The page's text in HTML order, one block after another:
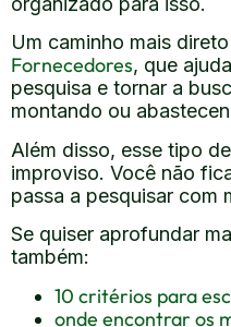
Um caminho mais
Fornecedores, que
pesquisa e tornar a
montando ou
Além disso, esse tipo
improviso. Você não
passa a pesquisar com
Se quiser aprofundar
também:
10 critérios para
onde encontrar os